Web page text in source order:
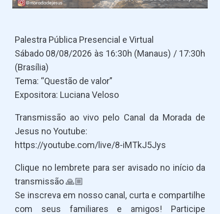
Palestra Pública Presencial e Virtual
Sábado 08/08/2026 às 16:30h (Manaus) / 17:30h
(Brasília)
Tema: “Questão de valor”
Expositora: Luciana Veloso
Transmissão ao vivo pelo Canal da Morada de
Jesus no Youtube:
https://youtube.com/live/8-iMTkJ5Jys
Clique no lembrete para ser avisado no início da
transmissão 🙏🏼
Se inscreva em nosso canal, curta e compartilhe
com seus familiares e amigos! Participe